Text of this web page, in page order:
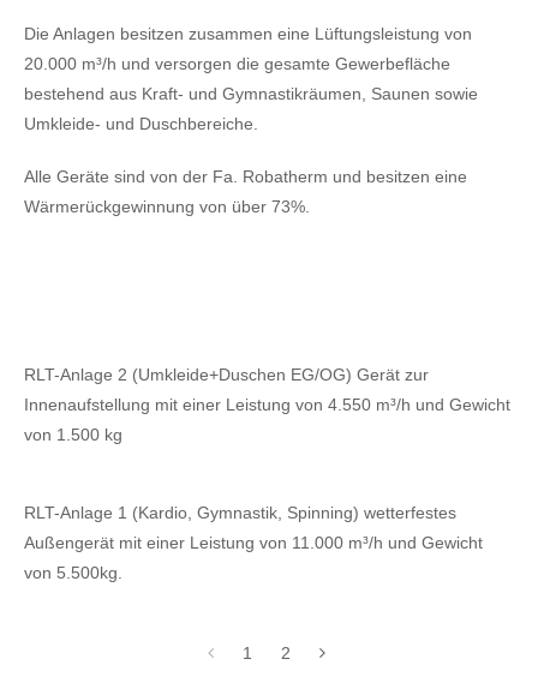
Die Anlagen besitzen zusammen eine Lüftungsleistung von
20.000 m³/h und versorgen die gesamte Gewerbefläche
bestehend aus Kraft- und Gymnastikräumen, Saunen sowie
Umkleide- und Duschbereiche.
Alle Geräte sind von der Fa. Robatherm und besitzen eine
Wärmerückgewinnung von über 73%.
RLT-Anlage 2 (Umkleide+Duschen EG/OG) Gerät zur
Innenaufstellung mit einer Leistung von 4.550 m³/h und Gewicht
von 1.500 kg
RLT-Anlage 1 (Kardio, Gymnastik, Spinning) wetterfestes
Außengerät mit einer Leistung von 11.000 m³/h und Gewicht
von 5.500kg.
1 2